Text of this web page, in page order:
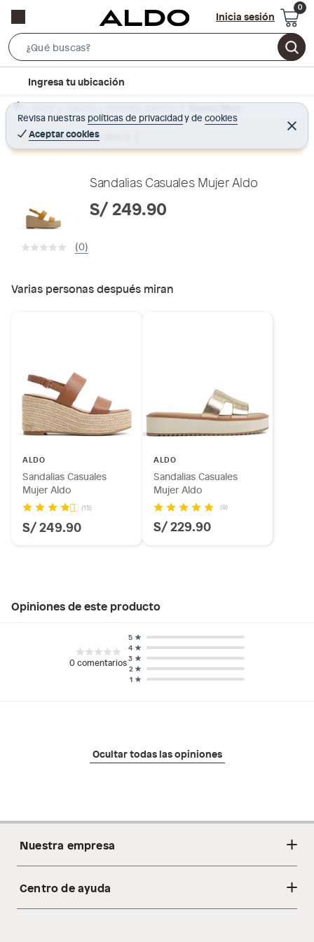
Inicia sesión
e
r
c
B
r
c
t
n
Ingresa tu ubicación
Revisa nuestras políticas de privacidadyde cookies
Aceptar cookies
C
e
r
Home Calzado y zapatillas - Zapatos Zapatos Mujer
Producto sin stock :(
Sandalias Casuales Mujer Aldo
S/ 249.90
(0)
Varias personas después miran
ALDO
Sandalias Casuales
Mujer Aldo
(15)
S/ 249.90
ALDO
Sandalias Casuales
Mujer Aldo
(9)
S/ 229.90
Opiniones de este producto
0comentarios
1
2
3
4
5
Ocultar todas las opiniones
Nuestra empresa
Acerca de nosotros
Centro de ayuda